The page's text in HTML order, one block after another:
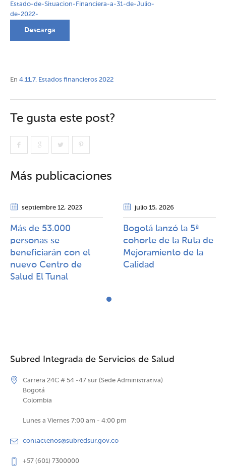
Estado-de-Situacion-Financiera-a-31-de-Julio-
de-2022-
Descarga
En 4.11.7. Estados financieros 2022
Te gusta este post?
Más publicaciones
septiembre 12, 2023
Más de 53.000
personas se
beneficiarán con el
nuevo Centro de
Salud El Tunal
julio 15, 2026
Bogotá lanzó la 5ª
cohorte de la Ruta de
Mejoramiento de la
Calidad​​
Subred Integrada de Servicios de Salud
Carrera 24C # 54 -47 sur (Sede Administrativa)
Bogotá
Colombia
Lunes a Viernes 7:00 am - 4:00 pm
contactenos@subredsur.gov.co
+57 (601) 7300000